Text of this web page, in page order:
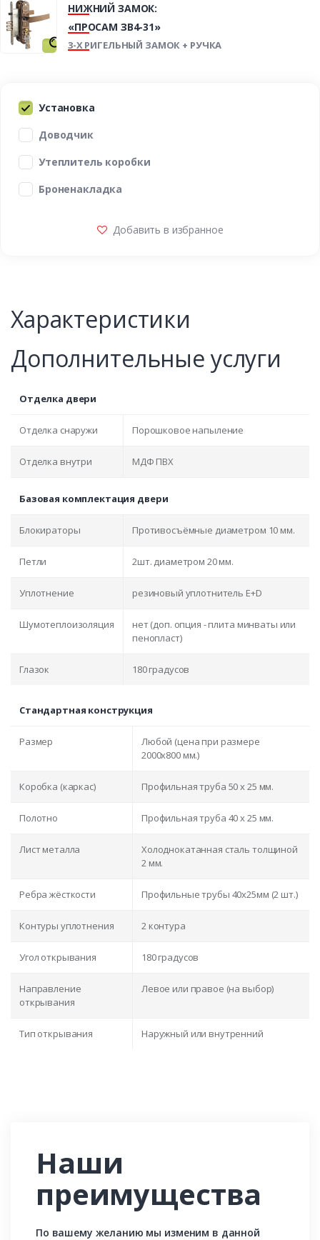
НИЖНИЙ ЗАМОК:
«ПРОСАМ ЗВ4-31»
3-Х РИГЕЛЬНЫЙ ЗАМОК + РУЧКА
Установка
Доводчик
Утеплитель коробки
Броненакладка
Добавить в избранное
Характеристики
Дополнительные услуги
Отделка двери
Отделка снаружи Порошковое напыление
Отделка внутри МДФ ПВХ
Базовая комплектация двери
Блокираторы Противосъёмные диаметром 10 мм.
Петли 2шт. диаметром 20 мм.
Уплотнение резиновый уплотнитель E+D
Шумотеплоизоляция
нет (доп. опция - плита минваты или
пенопласт)
Глазок 180 градусов
Стандартная конструкция
Размер
Любой (цена при размере
2000x800 мм.)
Коробка (каркас) Профильная труба 50 х 25 мм.
Полотно Профильная труба 40 х 25 мм.
Лист металла
Холоднокатанная сталь толщиной
2 мм.
Ребра жёсткости Профильные трубы 40х25мм (2 шт.)
Контуры уплотнения 2 контура
Угол открывания 180 градусов
Направление
открывания
Левое или правое (на выбор)
Тип открывания Наружный или внутренний
Наши
преимущества
По вашему желанию мы изменим в данной